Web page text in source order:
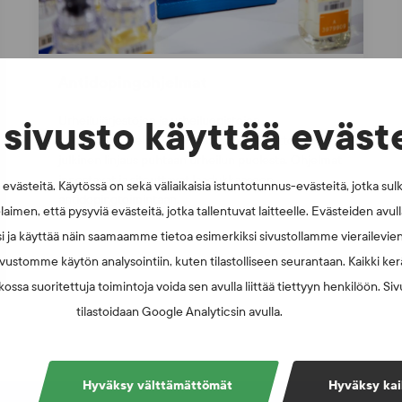
sivusto käyttää
Käytössä on sekä väliaikaisia istuntotunnus-evästeitä, jotka
että pysyviä evästeitä, jotka tallentuvat laitteelle. Evästeiden
ja käyttää näin saamaamme tietoa esimerkiksi sivustollamme
käytön analysointiin, kuten tilastolliseen seurantaan. Kaikki
suoritettuja toimintoja voida sen avulla liittää tiettyyn henkilöön.
tilastoidaan Google Analyticsin avulla.
Hyväksy
Hyväksy välttämättömät
Urheilujärjestöjen ja urheiluopistojen
antidopingohjelmat ovat vahva kannanotto sekä
julkinen linjaus puhtaan urheilun puolesta. Ohjelmat
innostavat ja sitouttavat laadukkaaseen